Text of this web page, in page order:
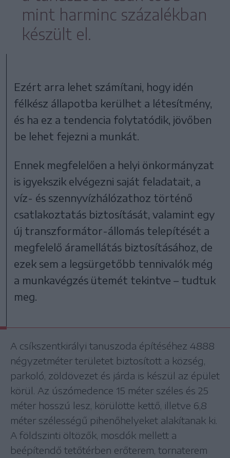
mint harminc százalékban
készült el.
Ezért arra lehet számítani, hogy idén
félkész állapotba kerülhet a létesítmény,
és ha ez a tendencia folytatódik, jövőben
be lehet fejezni a munkát.
Ennek megfelelően a helyi önkormányzat
is igyekszik elvégezni saját feladatait, a
víz- és szennyvízhálózathoz történő
csatlakoztatás biztosítását, valamint egy
új transzformátor-állomás telepítését a
megfelelő áramellátás biztosításához, de
ezek sem a legsürgetőbb tennivalók még
a munkavégzés ütemét tekintve – tudtuk
meg.
A csíkszentkirályi tanuszoda építéséhez 4888
négyzetméter területet biztosított a község,
parkoló, zöldövezet és járda is készül az épület
körül. Az úszómedence 15 méter széles és 25
méter hosszú lesz, körülötte kettő, illetve 6,8
méter szélességű pihenőhelyeket alakítanak ki.
A földszinti öltözők, mosdók mellett a
beépítendő tetőtérben erőterem, tornaterem